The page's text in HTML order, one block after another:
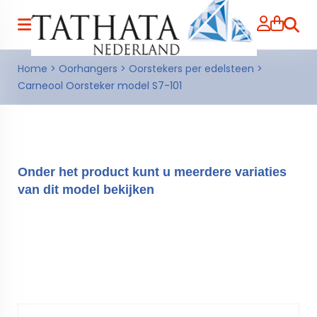
Home > Oorhangers > Oorstekers per edelsteen >
Carneool Oorsteker model S7-101
Onder het product kunt u meerdere variaties
van dit model bekijken